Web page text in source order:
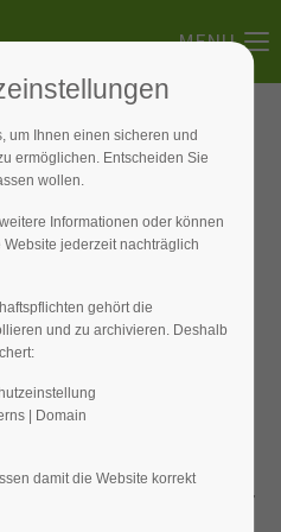
MENU
Mai 2025
Ein
in Feuchtwangen
Tischtennis-Ballwechsel!
"WELTKLASSE LIVE"
Fachs aufeinander.
Einzel-Weltmeister
um Ihnen einen sicheren und
ermöglichen. Entscheiden Sie
wollen.
Informationen oder können
jederzeit nachträglich
gehört die
und zu archivieren. Deshalb
| Domain
damit die Website korrekt